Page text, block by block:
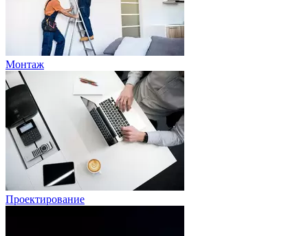
Монтаж
Проектирование